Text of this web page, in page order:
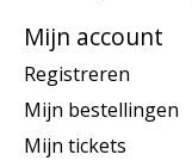
Mijn account
Registreren
Mijn bestellingen
Mijn tickets